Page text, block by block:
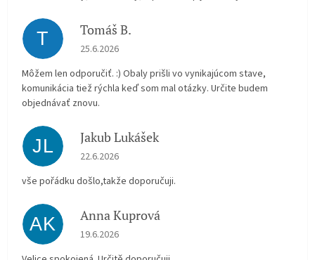
T Tomáš B.
Hodnocení obchodu je 5 z 5 hvězdiček.
25.6.2026
Môžem len odporučiť. :) Obaly prišli vo vynikajúcom stave,
komunikácia tiež rýchla keď som mal otázky. Určite budem
objednávať znovu.
JL Jakub Lukášek
Hodnocení obchodu je 5 z 5 hvězdiček.
22.6.2026
vše pořádku došlo,takže doporučuji.
AK Anna Kuprová
Hodnocení obchodu je 5 z 5 hvězdiček.
19.6.2026